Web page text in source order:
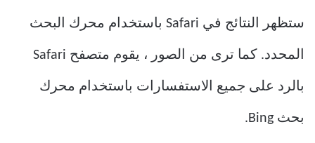
ستظهر النتائج في Safari باستخدام محرك البحث
المحدد. كما ترى من الصور ، يقوم متصفح Safari
بالرد على جميع الاستفسارات باستخدام محرك
بحث Bing.